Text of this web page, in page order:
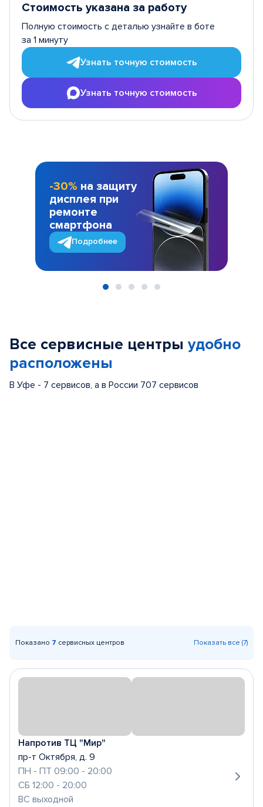
Стоимость указана за работу
Полную стоимость с деталью узнайте в боте
за 1 минуту
Узнать точную стоимость
Узнать точную стоимость
-30% на защиту
дисплея при
ремонте
смартфона
Подробнее
Все сервисные центры удобно
расположены
В Уфе - 7 сервисов, а в России 707 сервисов
Показано 7 сервисных центров Показать все (7)
Напротив ТЦ "Мир"
пр-т Октября, д. 9
ПН - ПТ 09:00 - 20:00
СБ 12:00 - 20:00
ВС выходной